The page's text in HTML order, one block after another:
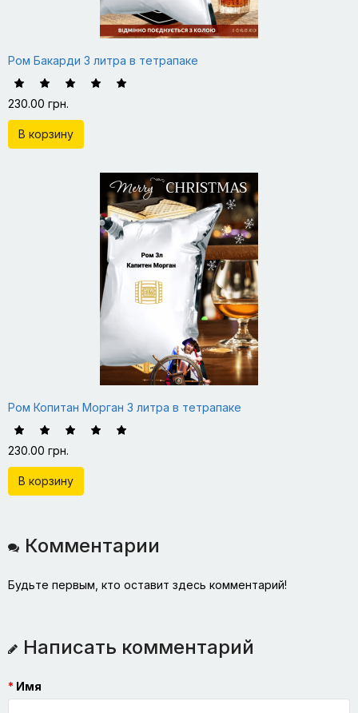
Ром Бакарди 3 литра в тетрапаке
230.00 грн.
В корзину
Ром Копитан Морган 3 литра в тетрапаке
230.00 грн.
В корзину
Комментарии
Будьте первым, кто оставит здесь комментарий!
Написать комментарий
Имя